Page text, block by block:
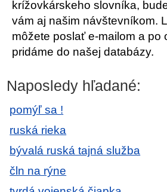
krížovkárskeho slovníka,
vám aj našim návštevníkom.
môžete poslať e-mailom a po
pridáme do našej databázy.
Naposledy hľadané:
pomýľ sa !
ruská rieka
bývalá ruská tajná služba
čln na rýne